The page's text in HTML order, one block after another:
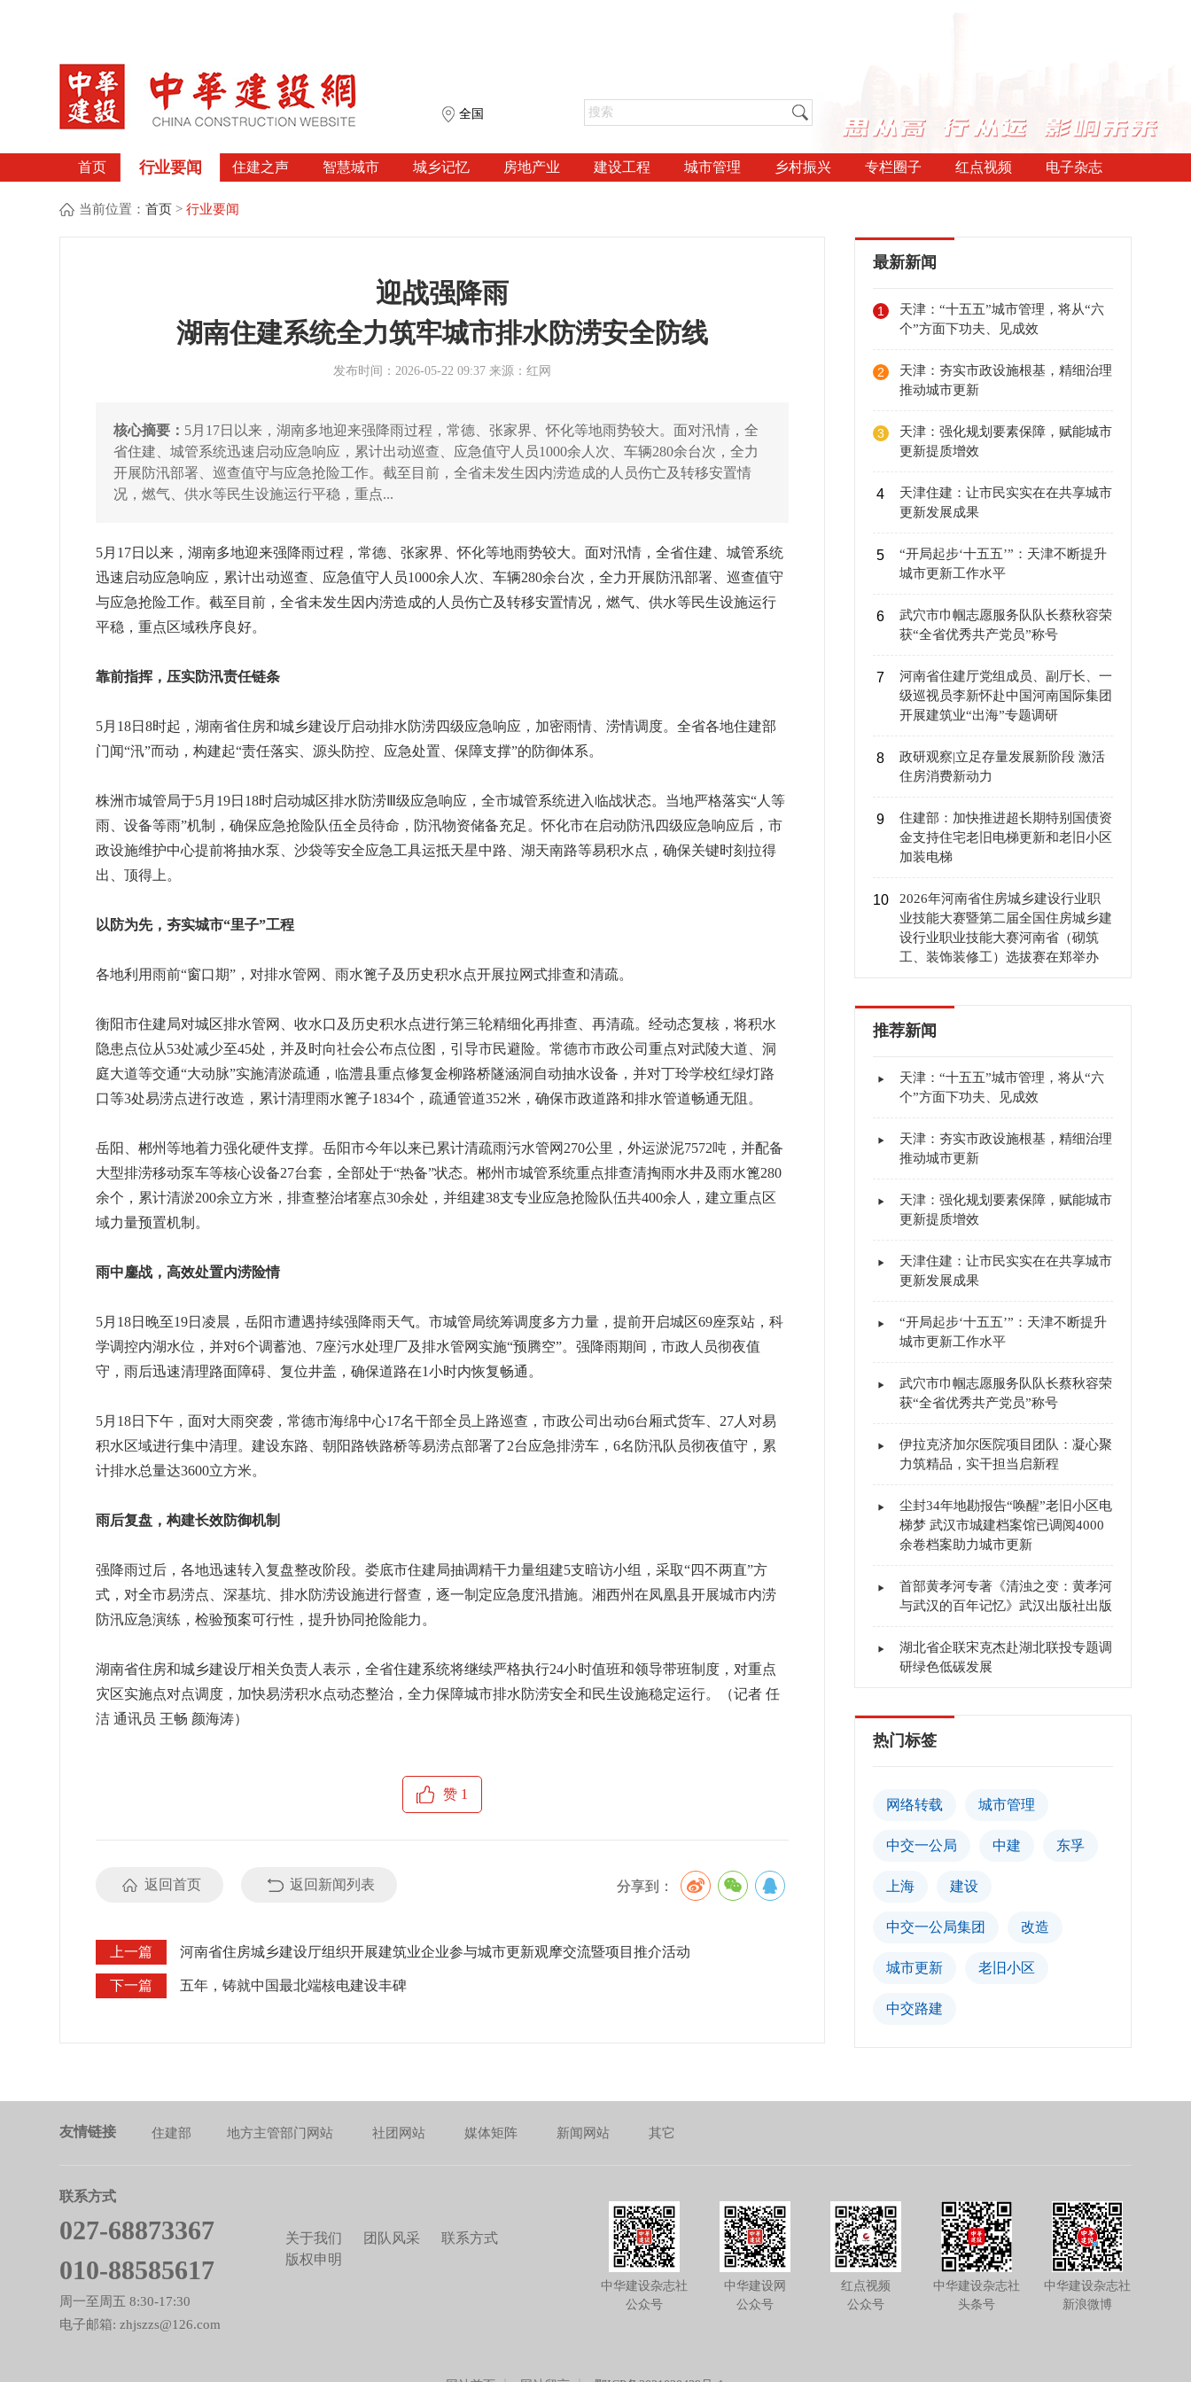
全国
首页 行业要闻 住建之声 智慧城市 城乡记忆 房地产业 建设工程 城市管理 乡村振兴 专栏圈子 红点视频 电子杂志
当前位置：首页 >行业要闻
迎战强降雨
湖南住建系统全力筑牢城市排水防涝安全防线
发布时间：2026-05-22 09:37 来源：红网
核心摘要： 5月17日以来，湖南多地迎来强降雨过程，常德、张家界、怀化等地雨势较大。面对汛情，全
省住建、城管系统迅速启动应急响应，累计出动巡查、应急值守人员1000余人次、车辆280余台次，全力
开展防汛部署、巡查值守与应急抢险工作。截至目前，全省未发生因内涝造成的人员伤亡及转移安置情
况，燃气、供水等民生设施运行平稳，重点...
5月17日以来，湖南多地迎来强降雨过程，常德、张家界、怀化等地雨势较大。面对汛情，全省住建、城管系统
迅速启动应急响应，累计出动巡查、应急值守人员1000余人次、车辆280余台次，全力开展防汛部署、巡查值守
与应急抢险工作。截至目前，全省未发生因内涝造成的人员伤亡及转移安置情况，燃气、供水等民生设施运行
平稳，重点区域秩序良好。
靠前指挥，压实防汛责任链条
5月18日8时起，湖南省住房和城乡建设厅启动排水防涝四级应急响应，加密雨情、涝情调度。全省各地住建部
门闻“汛”而动，构建起“责任落实、源头防控、应急处置、保障支撑”的防御体系。
株洲市城管局于5月19日18时启动城区排水防涝Ⅲ级应急响应，全市城管系统进入临战状态。当地严格落实“人等
雨、设备等雨”机制，确保应急抢险队伍全员待命，防汛物资储备充足。怀化市在启动防汛四级应急响应后，市
政设施维护中心提前将抽水泵、沙袋等安全应急工具运抵天星中路、湖天南路等易积水点，确保关键时刻拉得
出、顶得上。
以防为先，夯实城市“里子”工程
各地利用雨前“窗口期”，对排水管网、雨水篦子及历史积水点开展拉网式排查和清疏。
衡阳市住建局对城区排水管网、收水口及历史积水点进行第三轮精细化再排查、再清疏。经动态复核，将积水
隐患点位从53处减少至45处，并及时向社会公布点位图，引导市民避险。常德市市政公司重点对武陵大道、洞
庭大道等交通“大动脉”实施清淤疏通，临澧县重点修复金柳路桥隧涵洞自动抽水设备，并对丁玲学校红绿灯路
口等3处易涝点进行改造，累计清理雨水篦子1834个，疏通管道352米，确保市政道路和排水管道畅通无阻。
岳阳、郴州等地着力强化硬件支撑。岳阳市今年以来已累计清疏雨污水管网270公里，外运淤泥7572吨，并配备
大型排涝移动泵车等核心设备27台套，全部处于“热备”状态。郴州市城管系统重点排查清掏雨水井及雨水篦280
余个，累计清淤200余立方米，排查整治堵塞点30余处，并组建38支专业应急抢险队伍共400余人，建立重点区
域力量预置机制。
雨中鏖战，高效处置内涝险情
5月18日晚至19日凌晨，岳阳市遭遇持续强降雨天气。市城管局统筹调度多方力量，提前开启城区69座泵站，科
学调控内湖水位，并对6个调蓄池、7座污水处理厂及排水管网实施“预腾空”。强降雨期间，市政人员彻夜值
守，雨后迅速清理路面障碍、复位井盖，确保道路在1小时内恢复畅通。
5月18日下午，面对大雨突袭，常德市海绵中心17名干部全员上路巡查，市政公司出动6台厢式货车、27人对易
积水区域进行集中清理。建设东路、朝阳路铁路桥等易涝点部署了2台应急排涝车，6名防汛队员彻夜值守，累
计排水总量达3600立方米。
雨后复盘，构建长效防御机制
强降雨过后，各地迅速转入复盘整改阶段。娄底市住建局抽调精干力量组建5支暗访小组，采取“四不两直”方
式，对全市易涝点、深基坑、排水防涝设施进行督查，逐一制定应急度汛措施。湘西州在凤凰县开展城市内涝
防汛应急演练，检验预案可行性，提升协同抢险能力。
湖南省住房和城乡建设厅相关负责人表示，全省住建系统将继续严格执行24小时值班和领导带班制度，对重点
灾区实施点对点调度，加快易涝积水点动态整治，全力保障城市排水防涝安全和民生设施稳定运行。（记者 任
洁 通讯员 王畅 颜海涛）
赞 1
返回首页 返回新闻列表 分享到：
上一篇 河南省住房城乡建设厅组织开展建筑业企业参与城市更新观摩交流暨项目推介活动
下一篇 五年，铸就中国最北端核电建设丰碑
最新新闻
1
天津：“十五五”城市管理，将从“六
个”方面下功夫、见成效
2
天津：夯实市政设施根基，精细治理
推动城市更新
3
天津：强化规划要素保障，赋能城市
更新提质增效
4
天津住建：让市民实实在在共享城市
更新发展成果
5
“开局起步‘十五五’”：天津不断提升
城市更新工作水平
6
武穴市巾帼志愿服务队队长蔡秋容荣
获“全省优秀共产党员”称号
7
河南省住建厅党组成员、副厅长、一
级巡视员李新怀赴中国河南国际集团
开展建筑业“出海”专题调研
8
政研观察|立足存量发展新阶段 激活
住房消费新动力
9
住建部：加快推进超长期特别国债资
金支持住宅老旧电梯更新和老旧小区
加装电梯
10
2026年河南省住房城乡建设行业职
业技能大赛暨第二届全国住房城乡建
设行业职业技能大赛河南省（砌筑
工、装饰装修工）选拔赛在郑举办
推荐新闻
天津：“十五五”城市管理，将从“六
个”方面下功夫、见成效
天津：夯实市政设施根基，精细治理
推动城市更新
天津：强化规划要素保障，赋能城市
更新提质增效
天津住建：让市民实实在在共享城市
更新发展成果
“开局起步‘十五五’”：天津不断提升
城市更新工作水平
武穴市巾帼志愿服务队队长蔡秋容荣
获“全省优秀共产党员”称号
伊拉克济加尔医院项目团队：凝心聚
力筑精品，实干担当启新程
尘封34年地勘报告“唤醒”老旧小区电
梯梦 武汉市城建档案馆已调阅4000
余卷档案助力城市更新
首部黄孝河专著《清浊之变：黄孝河
与武汉的百年记忆》武汉出版社出版
湖北省企联宋克杰赴湖北联投专题调
研绿色低碳发展
热门标签
网络转载 城市管理
中交一公局 中建 东孚
上海 建设
中交一公局集团 改造
城市更新 老旧小区
中交路建
友情链接 住建部 地方主管部门网站 社团网站 媒体矩阵 新闻网站 其它
联系方式
027-68873367
010-88585617
周一至周五 8:30-17:30
电子邮箱: zhjszzs@126.com
关于我们 团队风采
联系方式
版权申明
中华建设杂志社
公众号
中华建设网
公众号
红点视频
公众号
中华建设杂志社
头条号
中华建设杂志社
新浪微博